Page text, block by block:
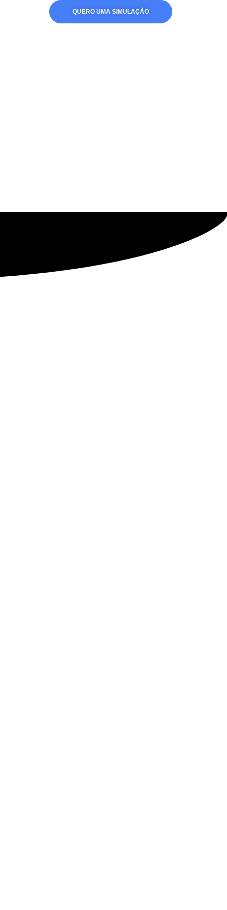
QUERO UMA SIMULAÇÃO